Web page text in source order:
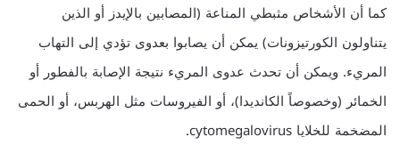
كما أن الأشخاص مثبطي المناعة (المصابين بالإيدز أو الذين
يتناولون الكورتيزونات) يمكن أن يصابوا بعدوى تؤدي إلى التهاب
المريء. ويمكن أن تحدث عدوى المريء نتيجة الإصابة بالفطور أو
الخمائر (وخصوصاً الكانديدا)، أو الفيروسات مثل الهربس، أو الحمى
المضخمة للخلايا cytomegalovirus.